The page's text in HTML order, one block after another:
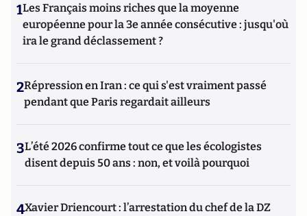
1Les Français moins riches que la moyenne
européenne pour la 3e année consécutive : jusqu'où
ira le grand déclassement ?
2Répression en Iran : ce qui s'est vraiment passé
pendant que Paris regardait ailleurs
3L’été 2026 confirme tout ce que les écologistes
disent depuis 50 ans : non, et voilà pourquoi
4Xavier Driencourt : l’arrestation du chef de la DZ